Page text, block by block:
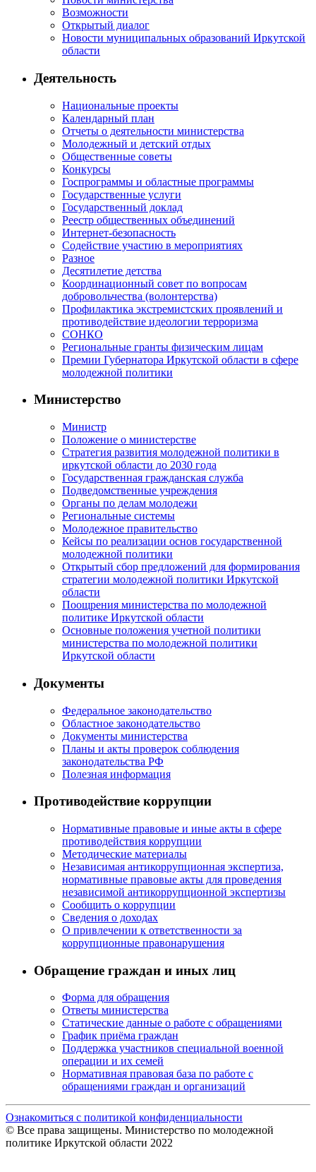
Возможности
Открытый диалог
Новости муниципальных образований Иркутской
области
Деятельность
Национальные проекты
Календарный план
Отчеты о деятельности министерства
Молодежный и детский отдых
Общественные советы
Конкурсы
Госпрограммы и областные программы
Государственные услуги
Государственный доклад
Реестр общественных объединений
Интернет-безопасность
Содействие участию в мероприятиях
Разное
Десятилетие детства
Координационный совет по вопросам
добровольчества (волонтерства)
Профилактика экстремистских проявлений и
противодействие идеологии терроризма
СОНКО
Региональные гранты физическим лицам
Премии Губернатора Иркутской области в сфере
молодежной политики
Министерство
Министр
Положение о министерстве
Стратегия развития молодежной политики в
иркутской области до 2030 года
Государственная гражданская служба
Подведомственные учреждения
Органы по делам молодежи
Региональные системы
Молодежное правительство
Кейсы по реализации основ государственной
молодежной политики
Открытый сбор предложений для формирования
стратегии молодежной политики Иркутской
области
Поощрения министерства по молодежной
политике Иркутской области
Основные положения учетной политики
министерства по молодежной политики
Иркутской области
Документы
Федеральное законодательство
Областное законодательство
Документы министерства
Планы и акты проверок соблюдения
законодательства РФ
Полезная информация
Противодействие коррупции
Нормативные правовые и иные акты в сфере
противодействия коррупции
Методические материалы
Независимая антикоррупционная экспертиза,
нормативные правовые акты для проведения
независимой антикоррупционной экспертизы
Сообщить о коррупции
Сведения о доходах
О привлечении к ответственности за
коррупционные правонарушения
Обращение граждан и иных лиц
Форма для обращения
Ответы министерства
Статические данные о работе с обращениями
График приёма граждан
Поддержка участников специальной военной
операции и их семей
Нормативная правовая база по работе с
обращениями граждан и организаций
Ознакомиться с политикой конфиденциальности
© Все права защищены. Министерство по молодежной
политике Иркутской области 2022